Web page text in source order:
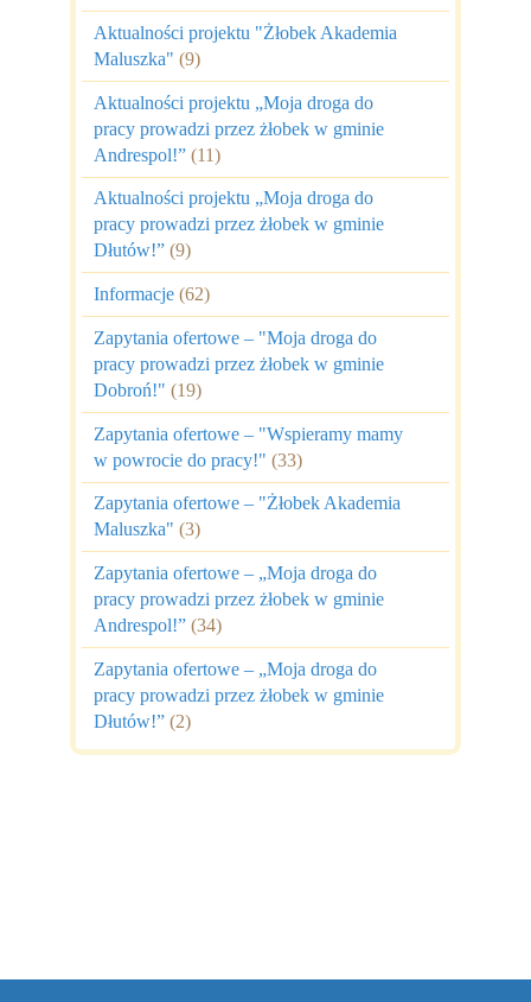
Aktualności projektu "Żłobek Akademia
Maluszka" (9)
Aktualności projektu „Moja droga do
pracy prowadzi przez żłobek w gminie
Andrespol!” (11)
Aktualności projektu „Moja droga do
pracy prowadzi przez żłobek w gminie
Dłutów!” (9)
Informacje (62)
Zapytania ofertowe – "Moja droga do
pracy prowadzi przez żłobek w gminie
Dobroń!" (19)
Zapytania ofertowe – "Wspieramy mamy
w powrocie do pracy!" (33)
Zapytania ofertowe – "Żłobek Akademia
Maluszka" (3)
Zapytania ofertowe – „Moja droga do
pracy prowadzi przez żłobek w gminie
Andrespol!” (34)
Zapytania ofertowe – „Moja droga do
pracy prowadzi przez żłobek w gminie
Dłutów!” (2)